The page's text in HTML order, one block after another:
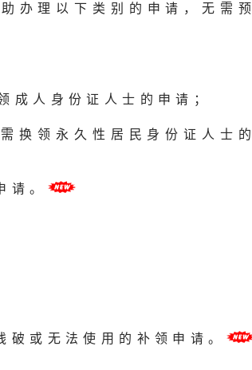
办理以下类别的申请，无需预
成人身份证人士的申请；
换领永久性居民身份证人士的
请。
或无法使用的补领申请。